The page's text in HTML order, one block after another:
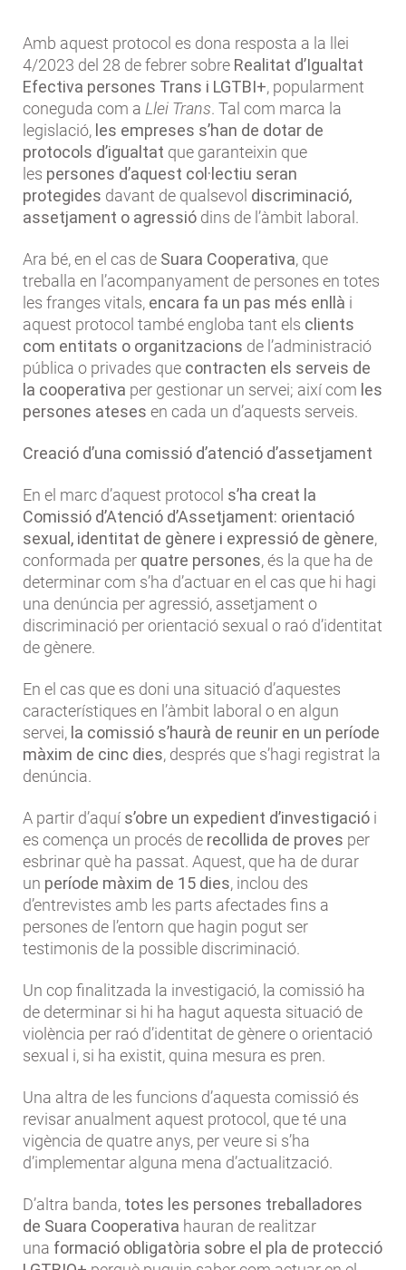
Amb aquest protocol es dona resposta a la llei
4/2023 del 28 de febrer sobre Realitat d’Igualtat
Efectiva persones Trans i LGTBI+, popularment
coneguda com a Llei Trans. Tal com marca la
legislació, les empreses s’han de dotar de
protocols d’igualtat que garanteixin que
les persones d’aquest col·lectiu seran
protegides davant de qualsevol discriminació,
assetjament o agressió dins de l’àmbit laboral.
Ara bé, en el cas de Suara Cooperativa, que
treballa en l’acompanyament de persones en totes
les franges vitals, encara fa un pas més enllà i
aquest protocol també engloba tant els clients
com entitats o organitzacions de l’administració
pública o privades que contracten els serveis de
la cooperativa per gestionar un servei; així com les
persones ateses en cada un d’aquests serveis.
Creació d’una comissió d’atenció d’assetjament
En el marc d’aquest protocol s’ha creat la
Comissió d’Atenció d’Assetjament: orientació
sexual, identitat de gènere i expressió de gènere,
conformada per quatre persones, és la que ha de
determinar com s’ha d’actuar en el cas que hi hagi
una denúncia per agressió, assetjament o
discriminació per orientació sexual o raó d’identitat
de gènere.
En el cas que es doni una situació d’aquestes
característiques en l’àmbit laboral o en algun
servei, la comissió s’haurà de reunir en un període
màxim de cinc dies, després que s’hagi registrat la
denúncia.
A partir d’aquí s’obre un expedient d’investigació i
es comença un procés de recollida de proves per
esbrinar què ha passat. Aquest, que ha de durar
un període màxim de 15 dies, inclou des
d’entrevistes amb les parts afectades fins a
persones de l’entorn que hagin pogut ser
testimonis de la possible discriminació.
Un cop finalitzada la investigació, la comissió ha
de determinar si hi ha hagut aquesta situació de
violència per raó d’identitat de gènere o orientació
sexual i, si ha existit, quina mesura es pren.
Una altra de les funcions d’aquesta comissió és
revisar anualment aquest protocol, que té una
vigència de quatre anys, per veure si s’ha
d’implementar alguna mena d’actualització.
D’altra banda, totes les persones treballadores
de Suara Cooperativa hauran de realitzar
una formació obligatòria sobre el pla de protecció